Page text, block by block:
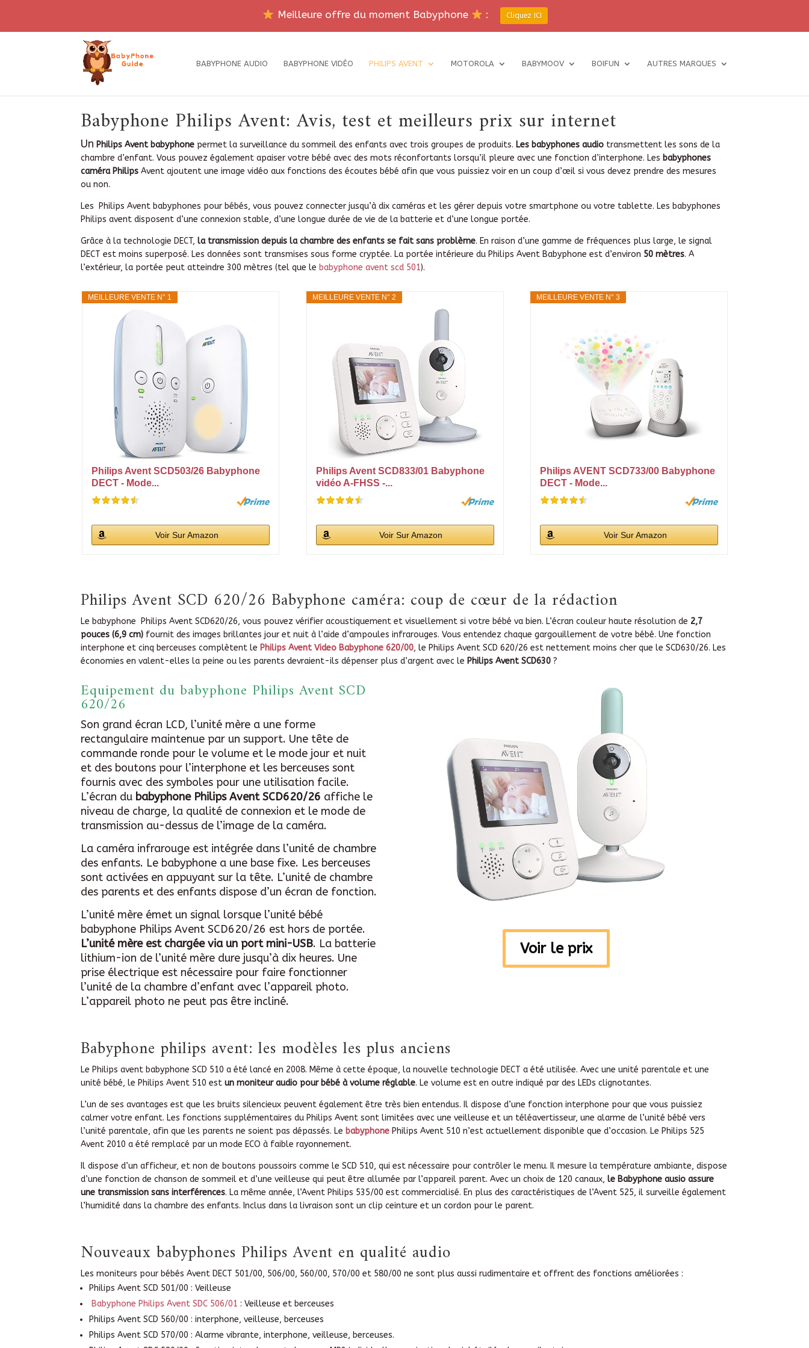
BABYPHONE AUDIO BABYPHONE VIDÉO PHILIPS AVENT MOTOROLA BABYMOOV BOIFUN AUTRES MARQUES
Babyphone Philips Avent: Avis, test et meilleurs prix sur internet
Un Philips Avent babyphone permet la surveillance du sommeil des enfants avec trois groupes de produits. Les babyphones audio transmettent les sons de la
chambre d’enfant. Vous pouvez également apaiser votre bébé avec des mots réconfortants lorsqu’il pleure avec une fonction d’interphone. Les babyphones
caméra Philips Avent ajoutent une image vidéo aux fonctions des écoutes bébé afin que vous puissiez voir en un coup d’œil si vous devez prendre des mesures
ou non.
Les Philips Avent babyphones pour bébés, vous pouvez connecter jusqu’à dix caméras et les gérer depuis votre smartphone ou votre tablette. Les babyphones
Philips avent disposent d’une connexion stable, d’une longue durée de vie de la batterie et d’une longue portée.
Grâce à la technologie DECT,la transmission depuis la chambre des enfants se fait sans problème. En raison d’une gamme de fréquences plus large, le signal
DECT est moins superposé. Les données sont transmises sous forme cryptée. La portée intérieure du Philips Avent Babyphone est d’environ 50 mètres. A
l’extérieur, la portée peut atteindre 300 mètres (tel que le babyphone avent scd 501).
MEILLEURE VENTE N° 1
Philips Avent SCD503/26 Babyphone
DECT - Mode...
Voir Sur Amazon
MEILLEURE VENTE N° 2
Philips Avent SCD833/01 Babyphone
vidéo A-FHSS -...
Voir Sur Amazon
MEILLEURE VENTE N° 3
Philips AVENT SCD733/00 Babyphone
DECT - Mode...
Voir Sur Amazon
Philips Avent SCD 620/26 Babyphone caméra: coup de cœur de la rédaction
Le babyphone Philips Avent SCD620/26, vous pouvez vérifier acoustiquement et visuellement si votre bébé va bien. L’écran couleur haute résolution de 2,7
pouces (6,9 cm) fournit des images brillantes jour et nuit à l’aide d’ampoules infrarouges. Vous entendez chaque gargouillement de votre bébé. Une fonction
interphone et cinq berceuses complètent le Philips Avent Video Babyphone 620/00, le Philips Avent SCD 620/26 est nettement moins cher que le SCD630/26. Les
économies en valent-elles la peine ou les parents devraient-ils dépenser plus d’argent avec le Philips Avent SCD630 ?
Equipement du babyphone Philips Avent SCD
620/26
Son grand écran LCD, l’unité mère a une forme
rectangulaire maintenue par un support. Une tête de
commande ronde pour le volume et le mode jour et nuit
et des boutons pour l’interphone et les berceuses sont
fournis avec des symboles pour une utilisation facile.
L’écran du babyphone Philips Avent SCD620/26 affiche le
niveau de charge, la qualité de connexion et le mode de
transmission au-dessus de l’image de la caméra.
La caméra infrarouge est intégrée dans l’unité de chambre
des enfants. Le babyphone a une base fixe. Les berceuses
sont activées en appuyant sur la tête. L’unité de chambre
des parents et des enfants dispose d’un écran de fonction.
L’unité mère émet un signal lorsque l’unité bébé
babyphone Philips Avent SCD620/26 est hors de portée.
L’unité mère est chargée via un port mini-USB. La batterie
lithium-ion de l’unité mère dure jusqu’à dix heures. Une
prise électrique est nécessaire pour faire fonctionner
l’unité de la chambre d’enfant avec l’appareil photo.
L’appareil photo ne peut pas être incliné.
Voir le prix
Babyphone philips avent: les modèles les plus anciens
Le Philips avent babyphone SCD 510 a été lancé en 2008. Même à cette époque, la nouvelle technologie DECT a été utilisée. Avec une unité parentale et une
unité bébé, le Philips Avent 510 estun moniteur audio pour bébé à volume réglable. Le volume est en outre indiqué par des LEDs clignotantes.
L’un de ses avantages est que les bruits silencieux peuvent également être très bien entendus. Il dispose d’une fonction interphone pour que vous puissiez
calmer votre enfant. Les fonctions supplémentaires du Philips Avent sont limitées avec une veilleuse et un téléavertisseur, une alarme de l’unité bébé vers
l’unité parentale, afin que les parents ne soient pas dépassés. Le babyphone Philips Avent 510 n’est actuellement disponible que d’occasion. Le Philips 525
Avent 2010 a été remplacé par un mode ECO à faible rayonnement.
Il dispose d’un afficheur, et non de boutons poussoirs comme le SCD 510, qui est nécessaire pour contrôler le menu. Il mesure la température ambiante, dispose
d’une fonction de chanson de sommeil et d’une veilleuse qui peut être allumée par l’appareil parent. Avec un choix de 120 canaux,le Babyphone ausio assure
une transmission sans interférences. La même année, l’Avent Philips 535/00 est commercialisé. En plus des caractéristiques de l’Avent 525, il surveille également
l’humidité dans la chambre des enfants. Inclus dans la livraison sont un clip ceinture et un cordon pour le parent.
Nouveaux babyphones Philips Avent en qualité audio
Les moniteurs pour bébés Avent DECT 501/00, 506/00, 560/00, 570/00 et 580/00 ne sont plus aussi rudimentaire et offrent des fonctions améliorées :
Philips Avent SCD 501/00 : Veilleuse
Babyphone Philips Avent SDC 506/01 : Veilleuse et berceuses
Philips Avent SCD 560/00 : interphone, veilleuse, berceuses
Philips Avent SCD 570/00 : Alarme vibrante, interphone, veilleuse, berceuses.
Meilleure offre du moment Babyphone : Cliquez ICI